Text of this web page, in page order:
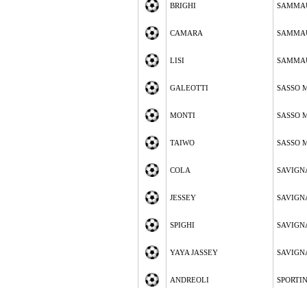
BRIGHI
CAMARA
LISI
GALEOTTI SASSO
MONTI SASSO
TAIWO SASSO
COLA
JESSEY
SPIGHI
YAYA JASSEY
ANDREOLI